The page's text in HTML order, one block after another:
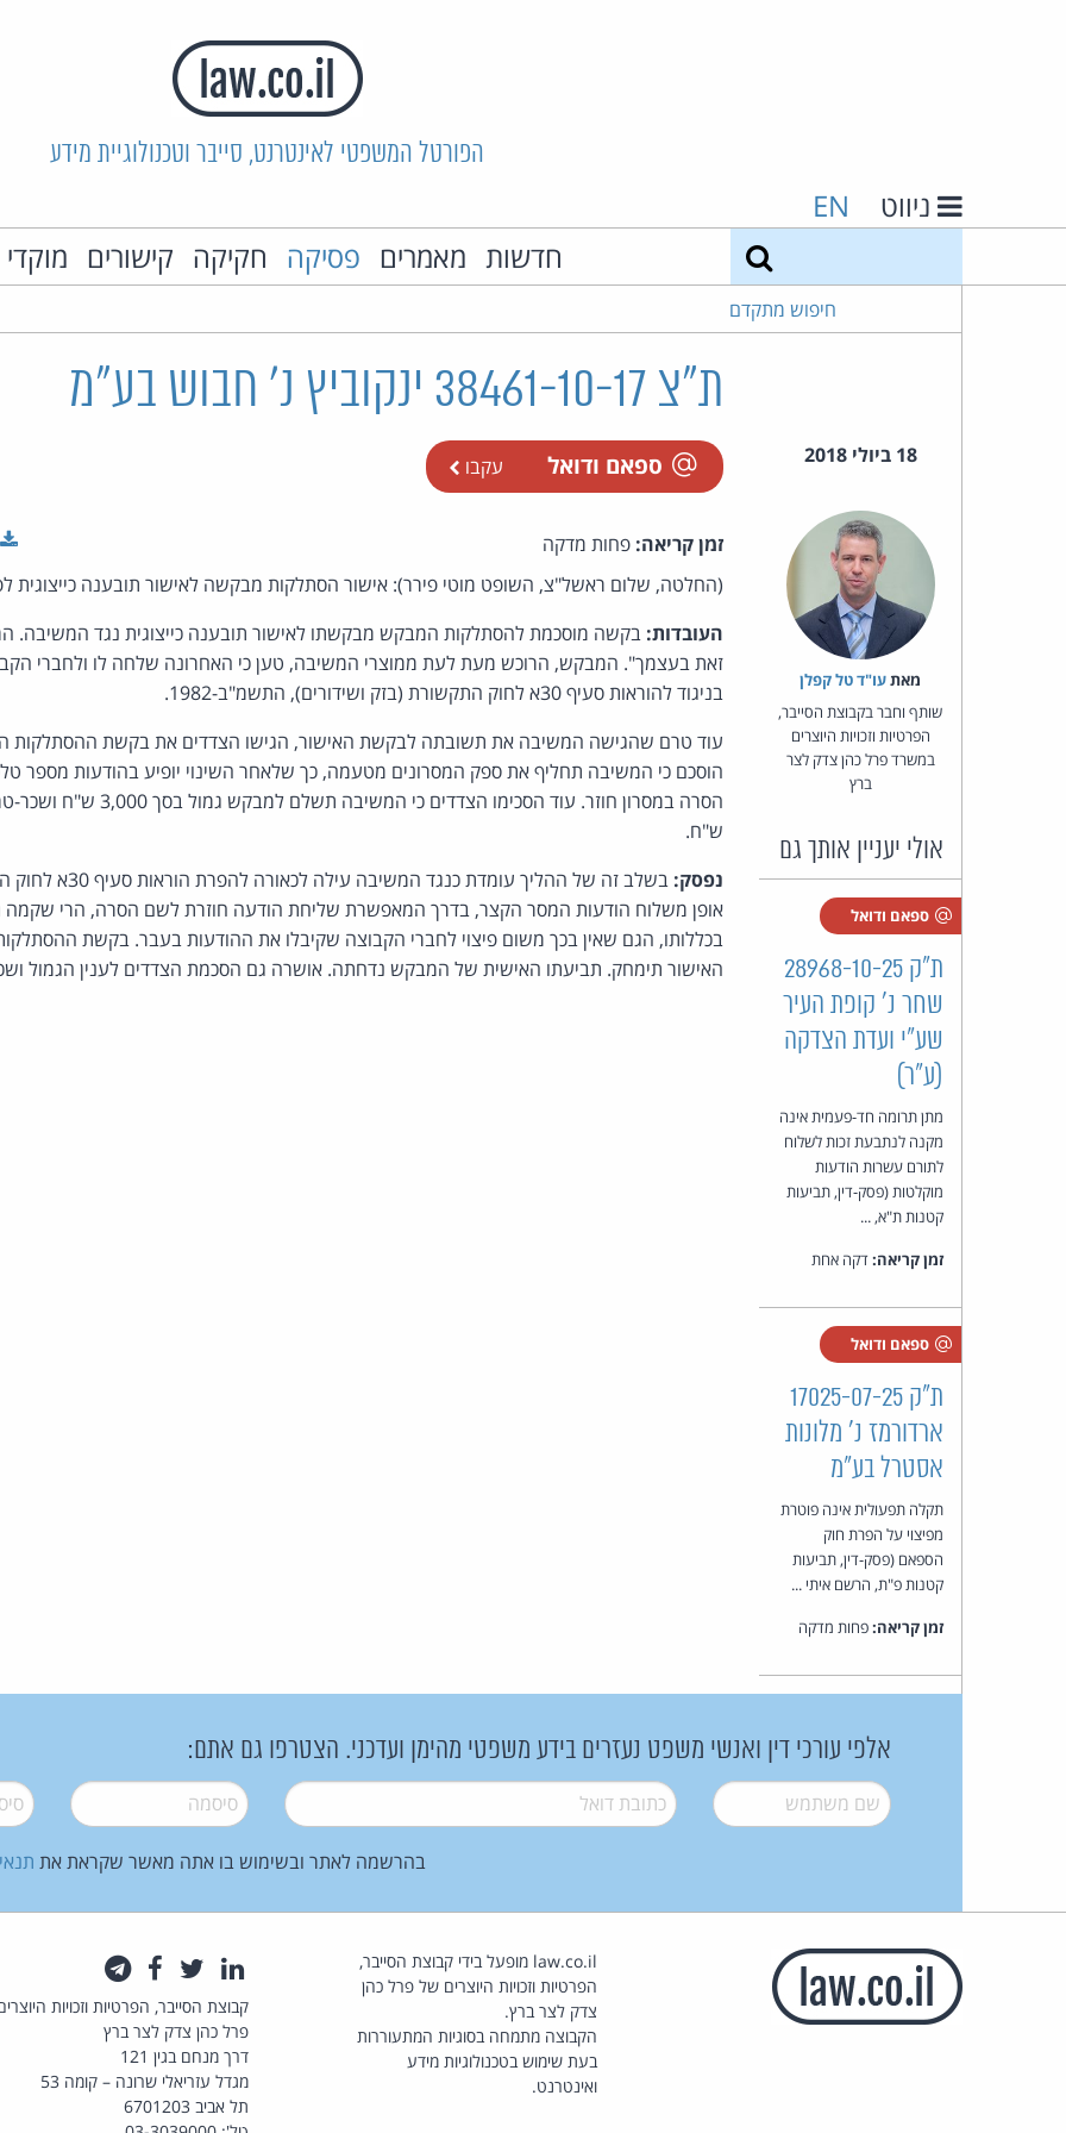
הפורטל המשפטי לאינטרנט, סייבר וטכנולוגיית מידע
ניווט EN
חדשות מאמרים פסיקה חקיקה קישורים
חיפוש מתקדם
ת"צ 38461-10-17 ינקוביץ נ' חבוש בע"מ
18 ביולי 2018 ספאם ודואל עקבו
מאת‏עו"ד טל קפלן
שותף וחבר בקבוצת הסייבר,
הפרטיות וזכויות היוצרים
במשרד פרל כהן צדק לצר
ברץ
אולי יעניין אותך גם
ספאם ודואל
ת"ק 28968-10-25
שחר נ' קופת העיר
שע"י ועדת הצדקה
(ע"ר)
מתן תרומה חד-פעמית אינה
מקנה לנתבעת זכות לשלוח
לתורם עשרות הודעות
מוקלטות (פסק-דין, תביעות
קטנות ת"א, ...
זמן קריאה:דקה אחת
ספאם ודואל
ת"ק 17025-07-25
ארדורמז נ' מלונות
אסטרל בע"מ
תקלה תפעולית אינה פוטרת
מפיצוי על הפרת חוק
הספאם (פסק-דין, תביעות
קטנות פ"ת, הרשם איתי ...
זמן קריאה:פחות מדקה
זמן קריאה: פחות מדקה
(החלטה, שלום ראשל"צ, השופט מוטי פירר): אישור הסתלקות מבקשה לאישור תובענה כייצוגית
העובדות: בקשה מוסכמת להסתלקות המבקש מבקשתו לאישור תובענה כייצוגית נגד
זאת בעצמך". המבקש, הרוכש מעת לעת ממוצרי המשיבה, טען כי האחרונה שלחה לו ולחברי
בניגוד להוראות סעיף 30א לחוק התקשורת (בזק ושידורים), התשמ"ב-1982.
עוד טרם שהגישה המשיבה את תשובתה לבקשת האישור, הגישו הצדדים את בקשת ההסתלקות
הוסכם כי המשיבה תחליף את ספק המסרונים מטעמה, כך שלאחר השינוי יופיע בהודעות מספר
ש"ח.
נפסק:
בשלב זה של ההליך עומדת
אופן משלוח הודעות המסר הקצר, בדרך המאפשרת שליחת הודעה חוזרת לשם הסרה, הרי שקמה
בכללותו, הגם שאין בכך משום פיצוי לחברי הקבוצה שקיבלו את ההודעות בעבר. בקשת
האישור תימחק. תביעתו האישית של המבקש נדחתה. אושרה גם הסכמת הצדדים לענין הגמול
אלפי עורכי דין ואנשי משפט נעזרים בידע משפטי מהימן ועדכני. הצטרפו גם אתם:
שם משתמש* דואל* סיסמה*
בהרשמה לאתר ובשימוש בו אתה מאשר שקראת את
law.co.il מופעל בידי קבוצת הסייבר,
הפרטיות וזכויות היוצרים של פרל כהן
צדק לצר ברץ.
הקבוצה מתמחה בסוגיות המתעוררות
בעת שימוש בטכנולוגיות מידע
ואינטרנט.
לינקדאין
טוויטרפייסבוק
קבוצת הסייבר, הפרטיות וזכויות
פרל כהן צדק לצר ברץ
דרך מנחם בגין 121
מגדל עזריאלי שרונה – קומה 53
תל אביב 6701203